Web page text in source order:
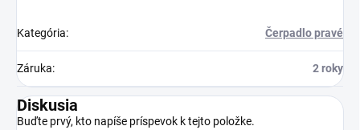
Kategória: Čerpadlo pravé
Záruka: 2 roky
Diskusia
Buďte prvý, kto napíše príspevok k tejto položke.